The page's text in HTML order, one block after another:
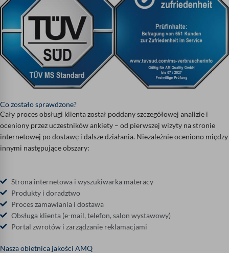
Co zostało sprawdzone?
Cały proces obsługi klienta został poddany szczegółowej analizie i
oceniony przez uczestników ankiety – od pierwszej wizyty na stronie
internetowej po dostawę i dalsze działania. Niezależnie oceniono między
innymi następujące obszary:
Strona internetowa i wyszukiwarka materacy
Produkty i doradztwo
Proces zamawiania i dostawa
Obsługa klienta (e-mail, telefon, salon wystawowy)
Portal zwrotów i zarządzanie reklamacjami
Nasza obietnica jakości AMQ